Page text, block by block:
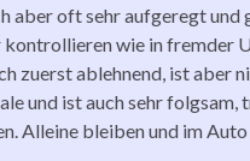
aber oft sehr aufgeregt
wie in fremder
zuerst ablehnend, ist aber
und ist auch sehr
Alleine bleiben und im